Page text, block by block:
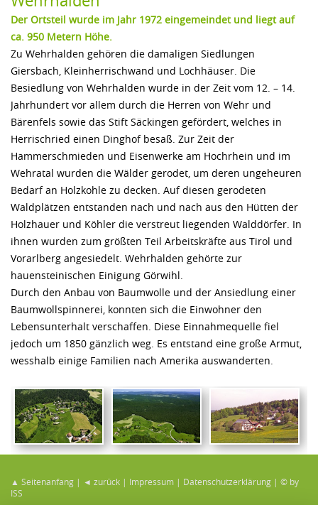
Der Ortsteil wurde im Jahr 1972 eingemeindet und liegt auf
ca. 950 Metern Höhe.
Zu Wehrhalden gehören die damaligen Siedlungen
Giersbach, Kleinherrischwand und Lochhäuser. Die
Besiedlung von Wehrhalden wurde in der Zeit vom 12. – 14.
Jahrhundert vor allem durch die Herren von Wehr und
Bärenfels sowie das Stift Säckingen gefördert, welches in
Herrischried einen Dinghof besaß. Zur Zeit der
Hammerschmieden und Eisenwerke am Hochrhein und im
Wehratal wurden die Wälder gerodet, um deren ungeheuren
Bedarf an Holzkohle zu decken. Auf diesen gerodeten
Waldplätzen entstanden nach und nach aus den Hütten der
Holzhauer und Köhler die verstreut liegenden Walddörfer. In
ihnen wurden zum größten Teil Arbeitskräfte aus Tirol und
Vorarlberg angesiedelt. Wehrhalden gehörte zur
hauensteinischen Einigung Görwihl.
Durch den Anbau von Baumwolle und der Ansiedlung einer
Baumwollspinnerei, konnten sich die Einwohner den
Lebensunterhalt verschaffen. Diese Einnahmequelle fiel
jedoch um 1850 gänzlich weg. Es entstand eine große Armut,
wesshalb einige Familien nach Amerika auswanderten.
▲ Seitenanfang | ◄ zurück | Impressum | Datenschutzerklärung | © by
ISS